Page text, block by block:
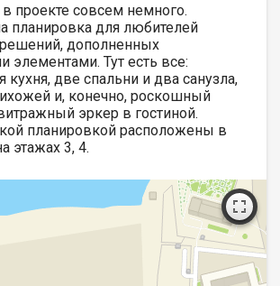
в проекте совсем немного.
планировка для любителей
решений, дополненных
Тут есть все:
кухня, две спальни и два санузла,
и, конечно, роскошный
эркер в гостиной.
планировкой расположены в
этажах 3, 4.